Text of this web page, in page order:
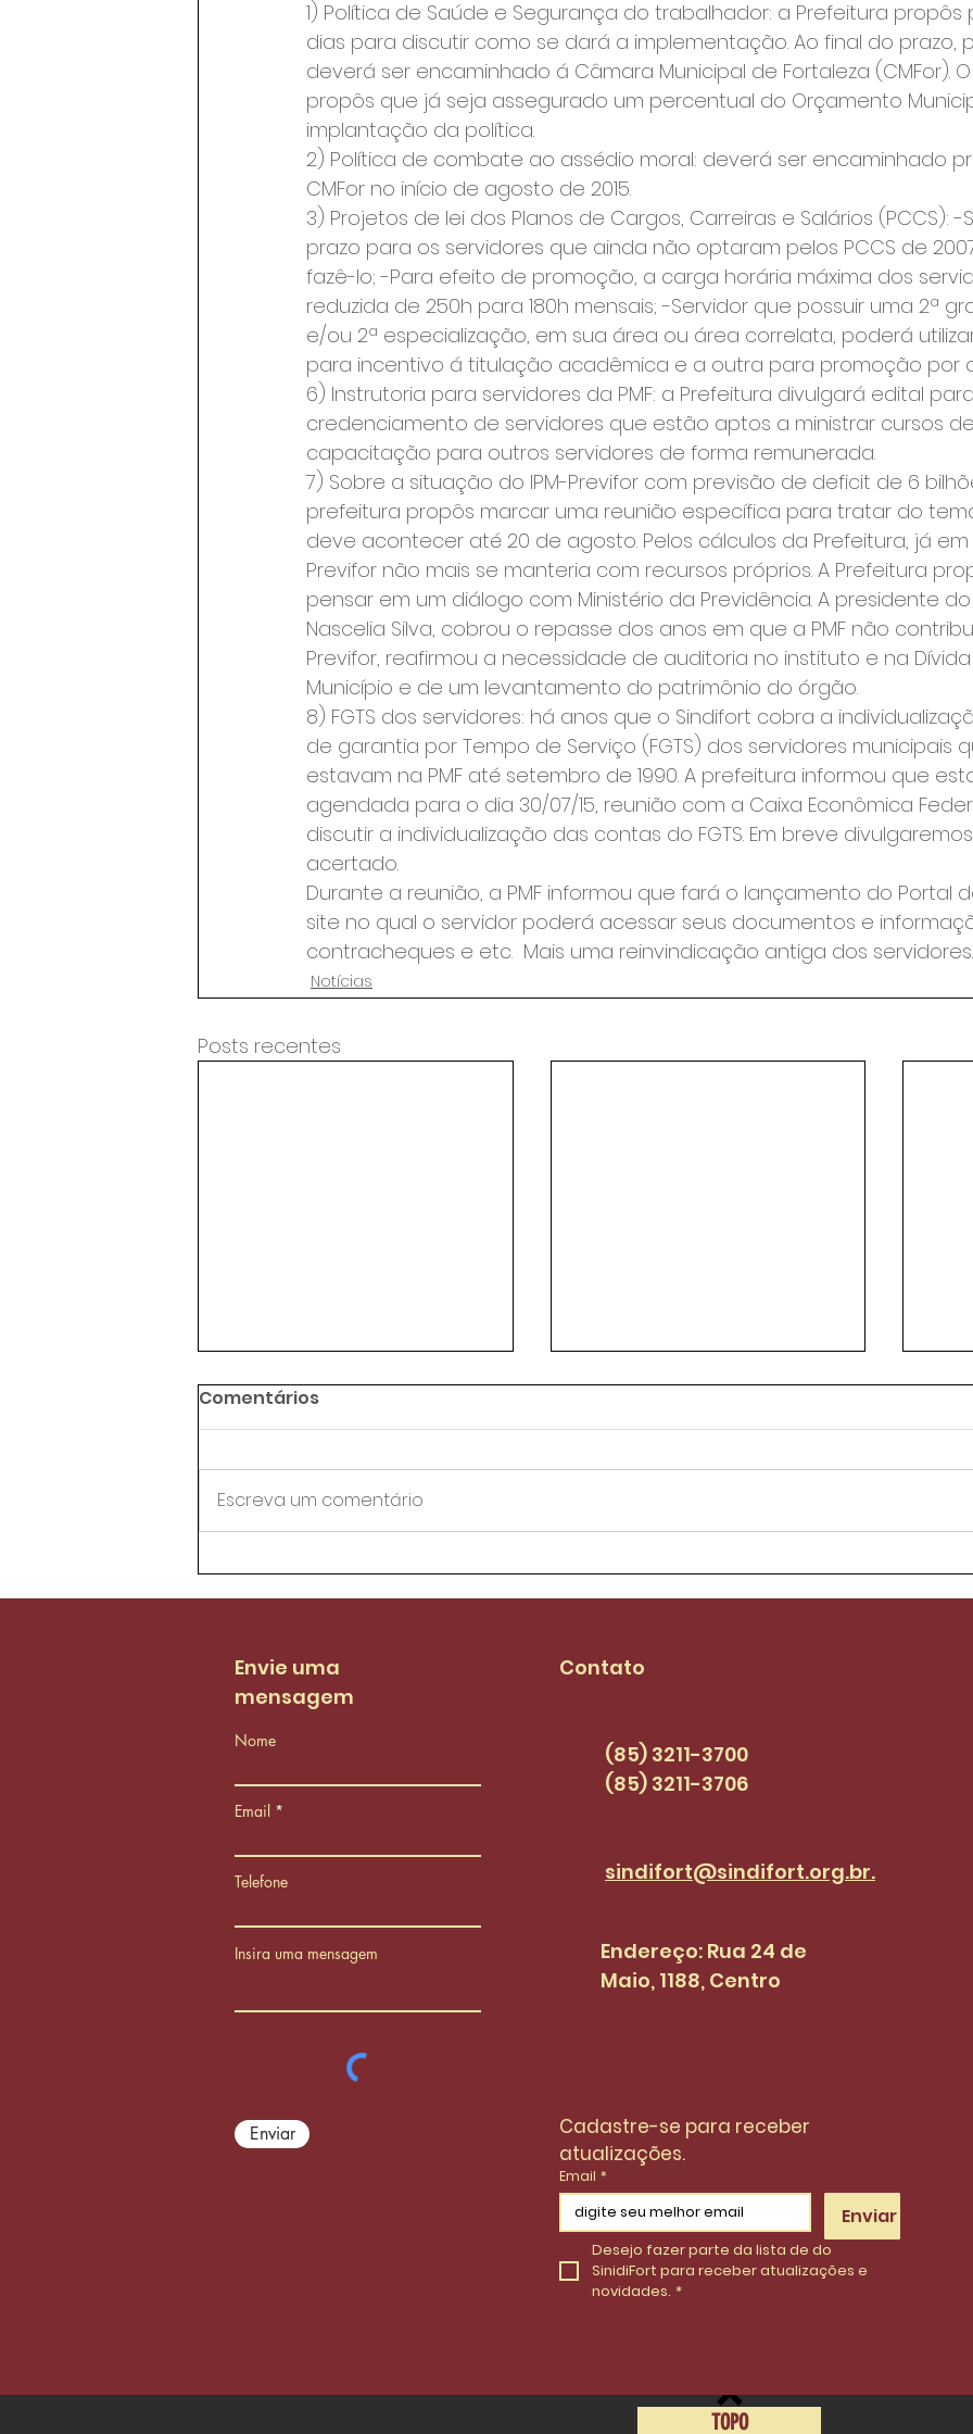
1) Política de Saúde e Segurança do trabalhador: a Prefeitura propôs
dias para discutir como se dará a implementação. Ao final do prazo,
deverá ser encaminhado á Câmara Municipal de Fortaleza (CMFor).
propôs que já seja assegurado um percentual do Orçamento
implantação da política.
2) Política de combate ao assédio moral: deverá ser encaminhado
CMFor no início de agosto de 2015.
3) Projetos de lei dos Planos de Cargos, Carreiras e Salários (PCCS):
prazo para os servidores que ainda não optaram pelos PCCS de
fazê-lo; -Para efeito de promoção, a carga horária máxima dos
reduzida de 250h para 180h mensais; -Servidor que possuir uma 2ª
e/ou 2ª especialização, em sua área ou área correlata, poderá
para incentivo á titulação acadêmica e a outra para promoção por
6) Instrutoria para servidores da PMF: a Prefeitura divulgará edital para
credenciamento de servidores que estão aptos a ministrar cursos de
capacitação para outros servidores de forma remunerada.
7) Sobre a situação do IPM-Previfor com previsão de deficit de 6
prefeitura propôs marcar uma reunião específica para tratar do
deve acontecer até 20 de agosto. Pelos cálculos da Prefeitura, já em
Previfor não mais se manteria com recursos próprios. A Prefeitura
pensar em um diálogo com Ministério da Previdência. A presidente do
Nascelia Silva, cobrou o repasse dos anos em que a PMF não
Previfor, reafirmou a necessidade de auditoria no instituto e na
Município e de um levantamento do patrimônio do órgão.
8) FGTS dos servidores: há anos que o Sindifort cobra a
de garantia por Tempo de Serviço (FGTS) dos servidores municipais
estavam na PMF até setembro de 1990. A prefeitura informou que
agendada para o dia 30/07/15, reunião com a Caixa Econômica
discutir a individualização das contas do FGTS. Em breve
acertado.
Durante a reunião, a PMF informou que fará o lançamento do Portal
site no qual o servidor poderá acessar seus documentos e
contracheques e etc.  Mais uma reinvindicação antiga dos servidores.
Notícias
Posts recentes
Agentes de trânsito da
AMC aprovam proposta
PCCS
Aílton Lopes assume
mandato e se
pautas dos
Comentários
Escreva um comentário
TOPO
Envie uma
mensagem
Nome
Email
Telefone
Insira uma mensagem
Enviar
Contato
(85) 3211-3700
(85) 3211-3706
sindifort@sindifort.org.br.
Endereço: Rua 24 de
Maio, 1188, Centro
Cadastre-se para receber
atualizações.
Email *
Enviar
Desejo fazer parte da lista de do
SinidiFort para receber atualizações e
novidades. *